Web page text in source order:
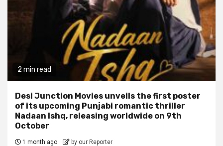
2 min read
Desi Junction Movies unveils the first poster
of its upcoming Punjabi romantic thriller
Nadaan Ishq, releasing worldwide on 9th
October
1 month ago by our Reporter